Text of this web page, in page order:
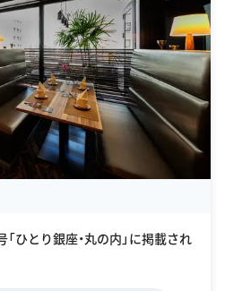
ひとり銀座・丸の内」に掲載され